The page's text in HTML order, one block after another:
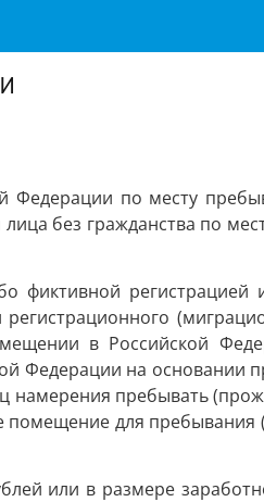
Федерации по месту
без гражданства по
фиктивной регистрацией
в Российской
Федерации на основании
намерения пребывать
помещение для пребывания
или в размере